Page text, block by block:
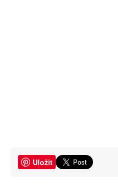
Uložit